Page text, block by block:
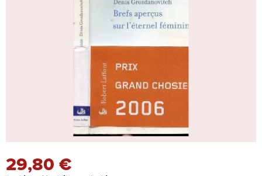
29,80 €